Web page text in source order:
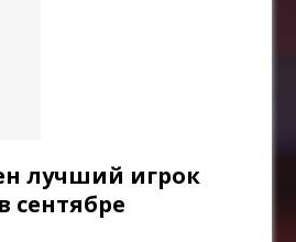
лучший игрок
сентябре